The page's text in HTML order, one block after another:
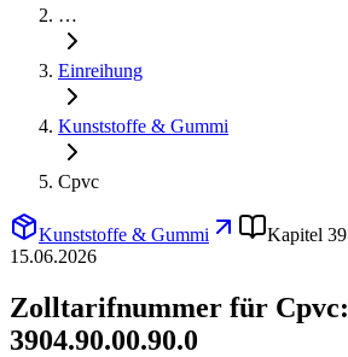
…
Einreihung
Kunststoffe & Gummi
Cpvc
Kunststoffe & Gummi Kapitel 39
15.06.2026
Zolltarifnummer für Cpvc:
3904.90.00.90.0